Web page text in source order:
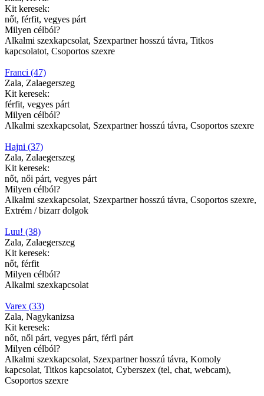
Kit keresek:
nőt, férfit, vegyes párt
Milyen célból?
Alkalmi szexkapcsolat, Szexpartner hosszú távra, Titkos
kapcsolatot, Csoportos szexre
Franci (47)
Zala, Zalaegerszeg
Kit keresek:
férfit, vegyes párt
Milyen célból?
Alkalmi szexkapcsolat, Szexpartner hosszú távra, Csoportos szexre
Hajni (37)
Zala, Zalaegerszeg
Kit keresek:
nőt, női párt, vegyes párt
Milyen célból?
Alkalmi szexkapcsolat, Szexpartner hosszú távra, Csoportos szexre,
Extrém / bizarr dolgok
Luu! (38)
Zala, Zalaegerszeg
Kit keresek:
nőt, férfit
Milyen célból?
Alkalmi szexkapcsolat
Varex (33)
Zala, Nagykanizsa
Kit keresek:
nőt, női párt, vegyes párt, férfi párt
Milyen célból?
Alkalmi szexkapcsolat, Szexpartner hosszú távra, Komoly
kapcsolat, Titkos kapcsolatot, Cyberszex (tel, chat, webcam),
Csoportos szexre